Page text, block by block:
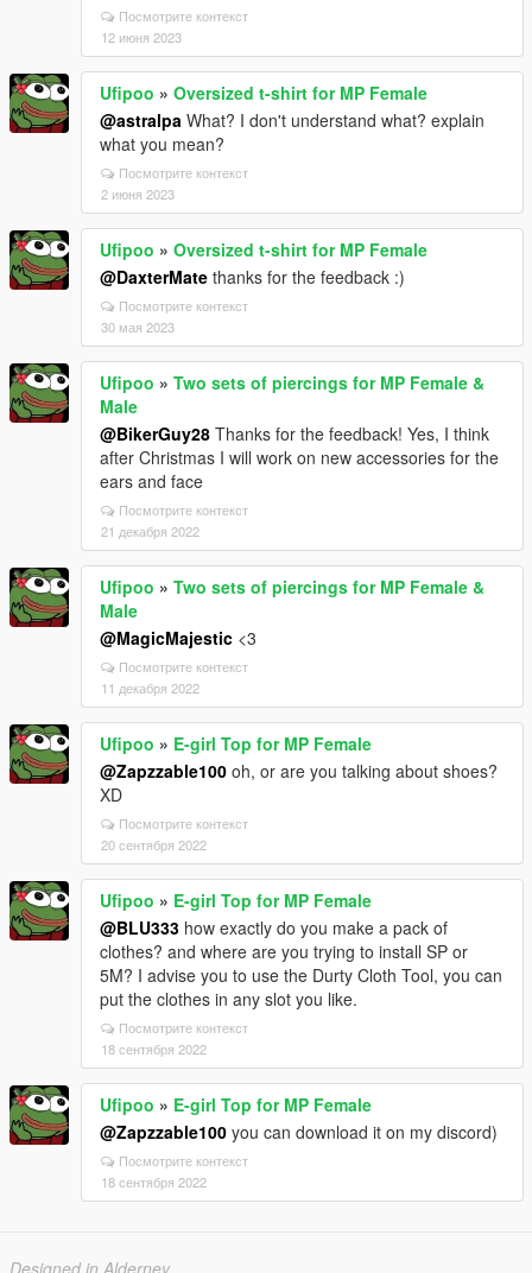
Посмотрите контекст
12 июня 2023
Ufipoo » Oversized t-shirt for MP Female
@astralpa What? I don't understand what? explain
what you mean?
Посмотрите контекст
2 июня 2023
Ufipoo » Oversized t-shirt for MP Female
@DaxterMate thanks for the feedback :)
Посмотрите контекст
30 мая 2023
Ufipoo » Two sets of piercings for MP Female &
Male
@BikerGuy28 Thanks for the feedback! Yes, I think
after Christmas I will work on new accessories for the
ears and face
Посмотрите контекст
21 декабря 2022
Ufipoo » Two sets of piercings for MP Female &
Male
@MagicMajestic <3
Посмотрите контекст
11 декабря 2022
Ufipoo » E-girl Top for MP Female
@Zapzzable100 oh, or are you talking about shoes?
XD
Посмотрите контекст
20 сентября 2022
Ufipoo » E-girl Top for MP Female
@BLU333 how exactly do you make a pack of
clothes? and where are you trying to install SP or
5M? I advise you to use the Durty Cloth Tool, you can
put the clothes in any slot you like.
Посмотрите контекст
18 сентября 2022
Ufipoo » E-girl Top for MP Female
@Zapzzable100 you can download it on my discord)
Посмотрите контекст
18 сентября 2022
Designed in Alderney